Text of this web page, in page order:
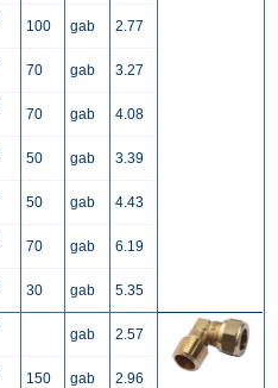
100 gab 2.77
70 gab 3.27
70 gab 4.08
50 gab 3.39
50 gab 4.43
70 gab 6.19
30 gab 5.35
gab 2.57
150 gab 2.96